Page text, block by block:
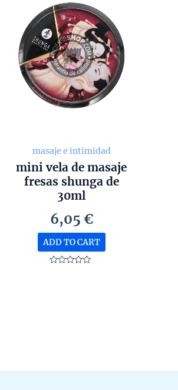
masaje e intimidad
mini vela de masaje
fresas shunga de
30ml
6,05 €
ADD TO CART